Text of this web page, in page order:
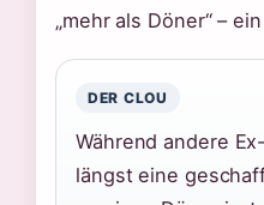
„mehr als Döner“ –
DER CLOU
Während andere
längst eine